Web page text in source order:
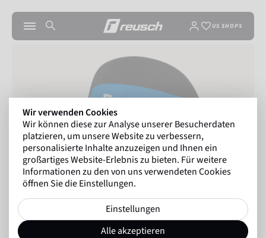
US SHOPS
Wir verwenden Cookies
Wir können diese zur Analyse unserer Besucherdaten
platzieren, um unsere Website zu verbessern,
personalisierte Inhalte anzuzeigen und Ihnen ein
großartiges Website-Erlebnis zu bieten. Für weitere
Informationen zu den von uns verwendeten Cookies
öffnen Sie die Einstellungen.
Einstellungen
Alle akzeptieren